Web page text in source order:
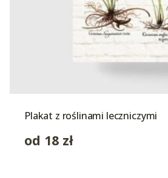
Plakat z roślinami leczniczymi
od 18 zł